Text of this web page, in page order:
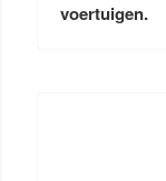
voertuigen.